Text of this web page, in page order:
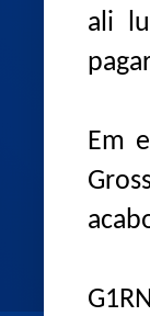
ali
Em
G1RN